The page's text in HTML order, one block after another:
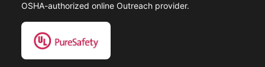
OSHA-authorized online Outreach provider.